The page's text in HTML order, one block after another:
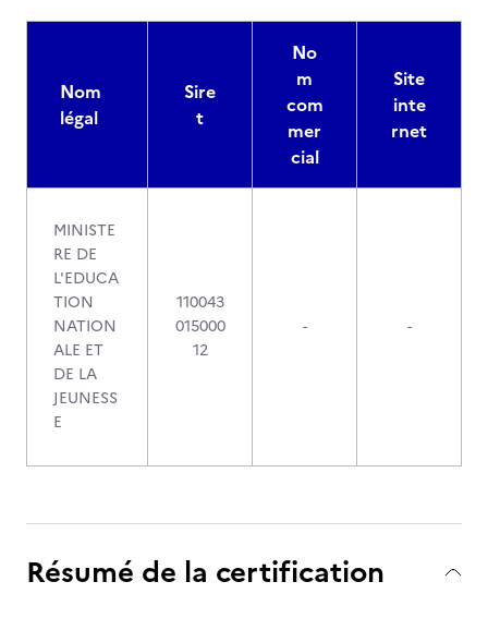
Nom
légal
Sire
t
No
m
com
mer
cial
Site
inte
rnet
MINISTE
RE DE
L'EDUCA
TION
NATION
ALE ET
DE LA
JEUNESS
E
110043
015000
12
- -
Résumé de la certification